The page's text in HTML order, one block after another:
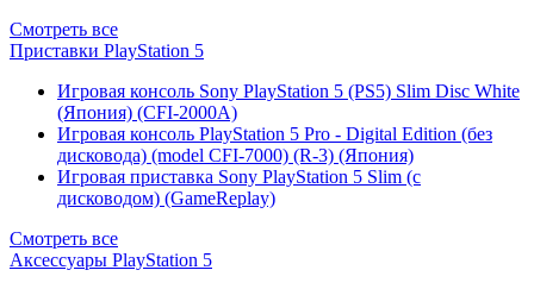
Смотреть все
Приставки PlayStation 5
Игровая консоль Sony PlayStation 5 (PS5) Slim Disc White
(Япония) (CFI-2000A)
Игровая консоль PlayStation 5 Pro - Digital Edition (без
дисковода) (model CFI-7000) (R-3) (Япония)
Игровая приставка Sony PlayStation 5 Slim (с
дисководом) (GameReplay)
Смотреть все
Аксессуары PlayStation 5